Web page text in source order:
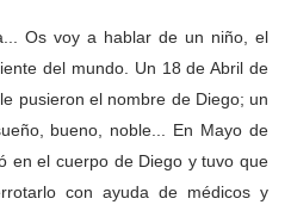
Os voy a hablar de un niño, el
del mundo. Un 18 de Abril de
pusieron el nombre de Diego; un
bueno, noble... En Mayo de
en el cuerpo de Diego y tuvo que
con ayuda de médicos y